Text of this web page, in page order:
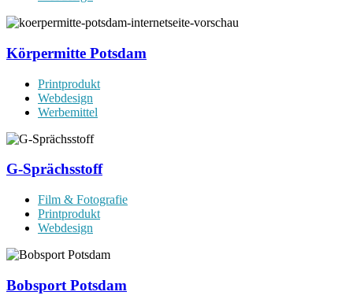
Körpermitte Potsdam
Printprodukt
Webdesign
Werbemittel
G-Sprächsstoff
Film & Fotografie
Printprodukt
Webdesign
Bobsport Potsdam